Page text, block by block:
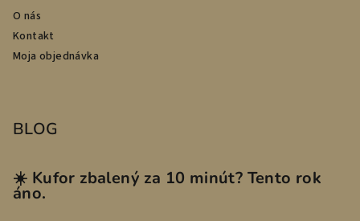
O nás
Kontakt
Moja objednávka
BLOG
☀️ Kufor zbalený za 10 minút? Tento rok
áno.